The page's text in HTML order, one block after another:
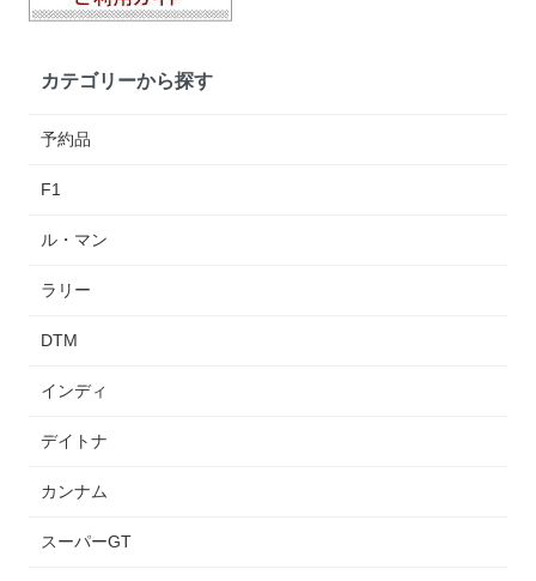
カテゴリーから探す
予約品
F1
ル・マン
ラリー
DTM
インディ
デイトナ
カンナム
スーパーGT